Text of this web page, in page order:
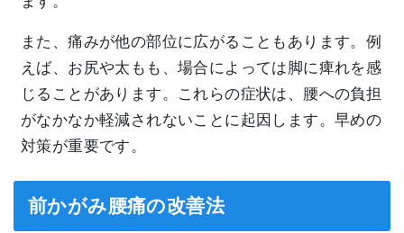
また、痛みが他の部位に広がることもあります。例
えば、お尻や太もも、場合によっては脚に痺れを感
じることがあります。これらの症状は、腰への負担
がなかなか軽減されないことに起因します。早めの
対策が重要です。
前かがみ腰痛の改善法